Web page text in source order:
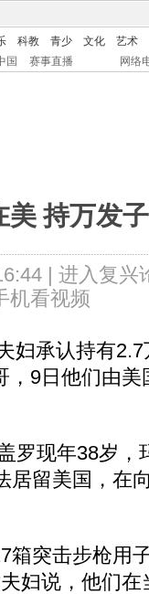
科教 青少 文化
艺术
国 赛事直播 网络
美 持万发
| 进入复兴
机看视频
承认持有2.7
9日他们由
现年38岁，
留美国，在
突击步枪用
妇说，他们在